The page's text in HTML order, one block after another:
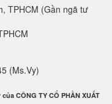
TPHCM (Gần ngã tư
(Ms.Vy)
CÔNG TY CỔ PHẦN XUẤT